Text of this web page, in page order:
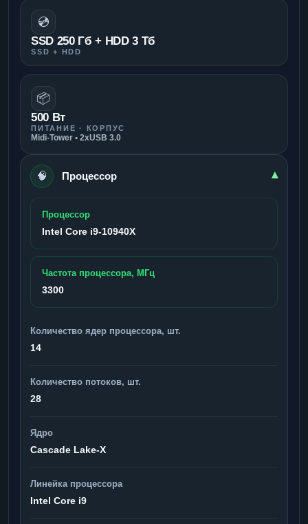
💿
SSD 250 Гб + HDD 3 Тб
SSD + HDD
📦
500 Вт
ПИТАНИЕ · КОРПУС
Midi-Tower • 2xUSB 3.0
🧠 Процессор ▾
Процессор
Intel Core i9-10940X
Частота процессора, МГц
3300
Количество ядер процессора, шт.
14
Количество потоков, шт.
28
Ядро
Cascade Lake-X
Линейка процессора
Intel Core i9